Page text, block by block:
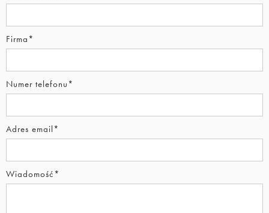
Firma*
Numer telefonu*
Adres email*
Wiadomość*